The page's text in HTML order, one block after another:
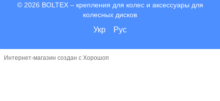
© 2026 BOLTEX – крепления для колес и аксессуары для
колесных дисков
Укр Рус
Интернет-магазин создан с Хорошоп